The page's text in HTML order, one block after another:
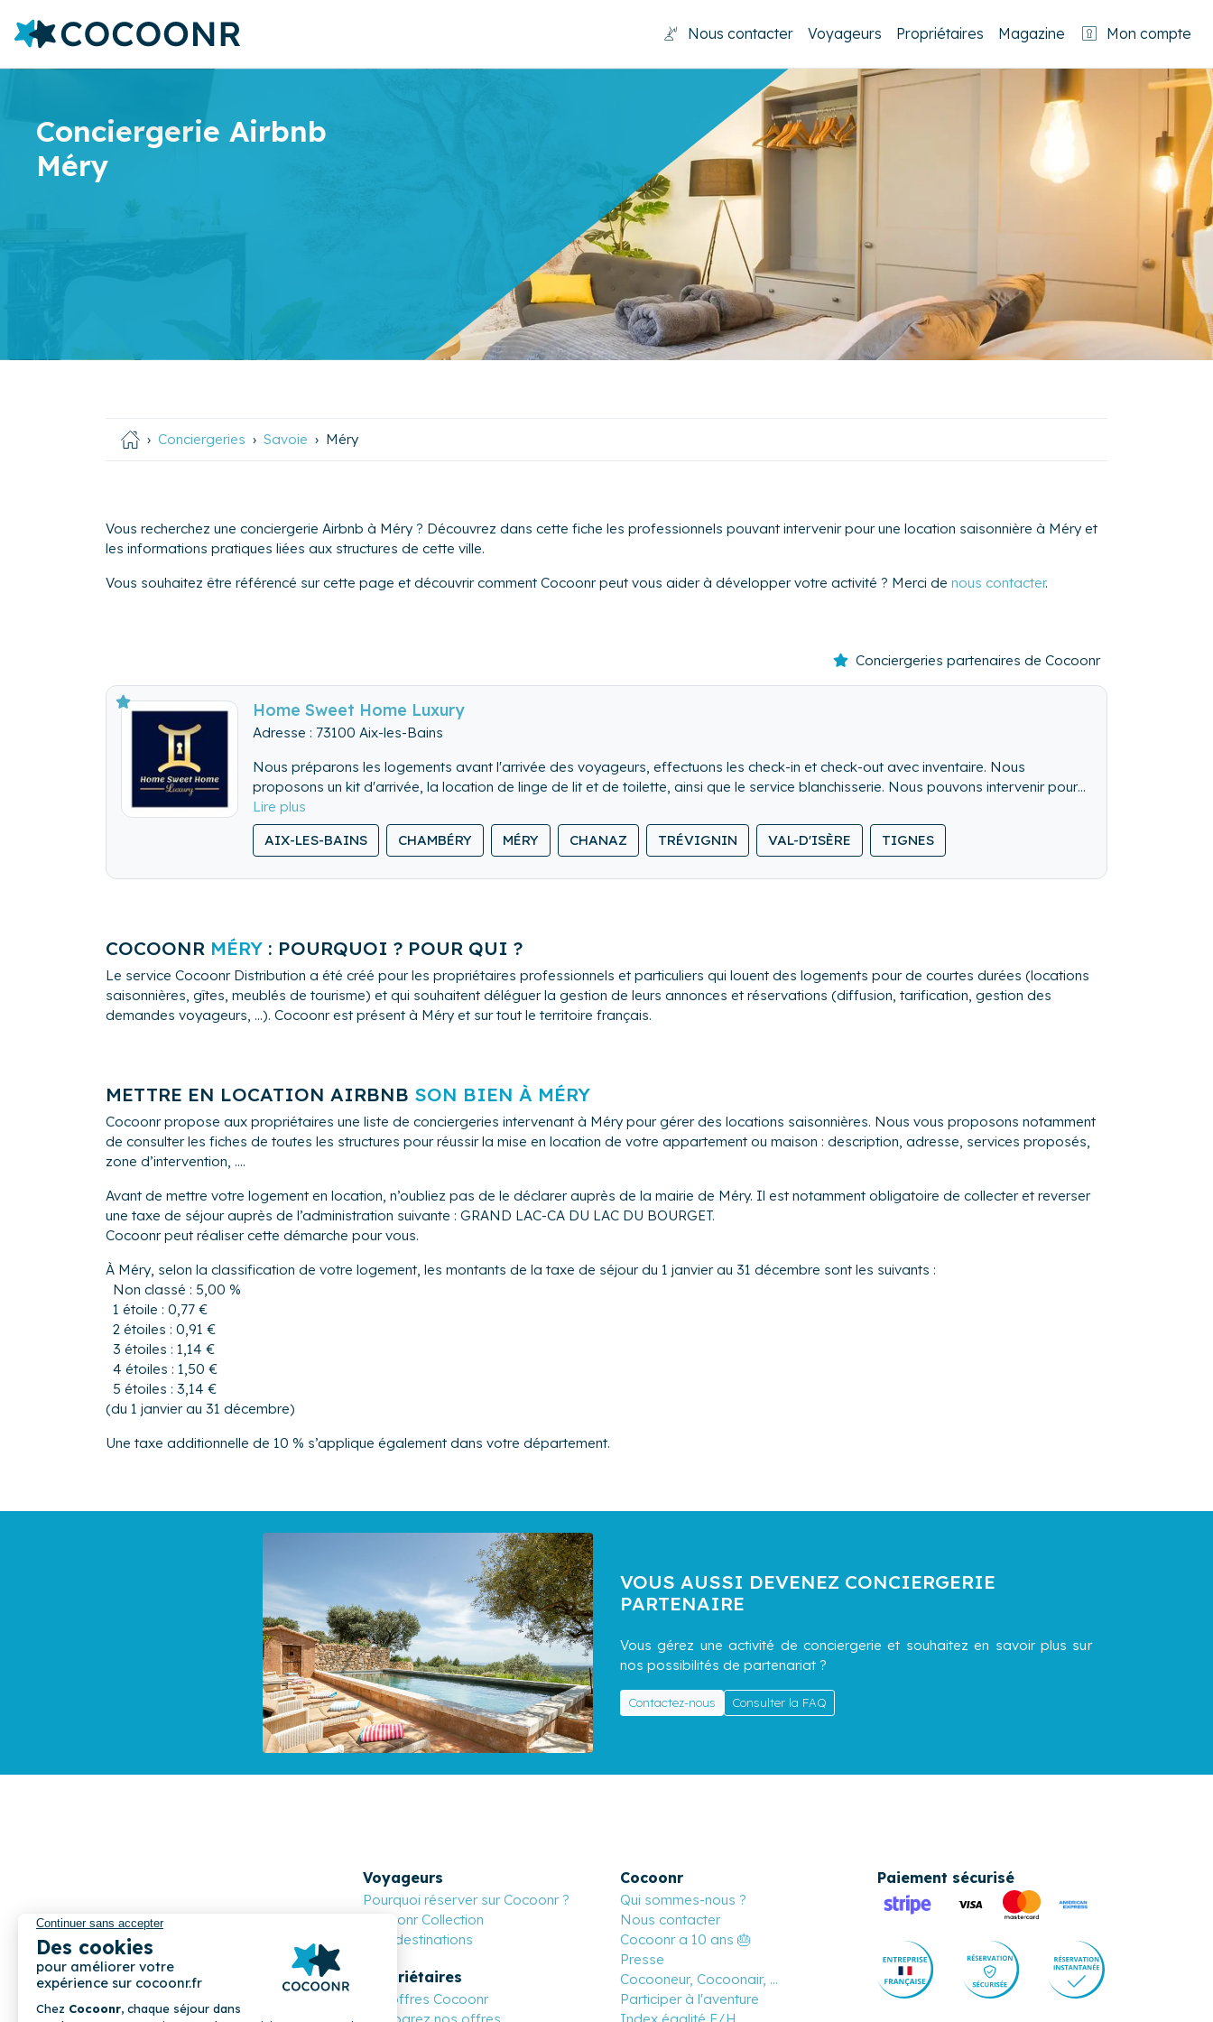
Nous contacter Voyageurs Propriétaires Magazine Mon compte
Conciergerie Airbnb
Méry
Conciergeries Savoie Méry
Vous recherchez une conciergerie Airbnb à Méry ? Découvrez dans cette fiche les professionnels pouvant intervenir pour une location saisonnière à Méry et
les informations pratiques liées aux structures de cette ville.
Vous souhaitez être référencé sur cette page et découvrir comment Cocoonr peut vous aider à développer votre activité ? Merci de nous contacter.
Conciergeries partenaires de Cocoonr
Home Sweet Home Luxury
Adresse : 73100 Aix-les-Bains
Nous préparons les logements avant l'arrivée des voyageurs, effectuons les check-in et check-out avec inventaire. Nous
proposons un kit d'arrivée, la location de linge de lit et de toilette, ainsi que le service blanchisserie. Nous pouvons intervenir pour
les animaux (sorties, repas...), pour l'arrosage des plantes si besoin, ainsi que tout autre service de conciergerie.
AIX-LES-BAINS
CHAMBÉRY MÉRY CHANAZ TRÉVIGNIN VAL-D'ISÈRE TIGNES
COCOONR MÉRY : POURQUOI ? POUR QUI ?
Le service Cocoonr Distribution a été créé pour les propriétaires professionnels et particuliers qui louent des logements pour de courtes durées (locations
saisonnières, gîtes, meublés de tourisme) et qui souhaitent déléguer la gestion de leurs annonces et réservations (diffusion, tarification, gestion des
demandes voyageurs, ...). Cocoonr est présent à Méry et sur tout le territoire français.
METTRE EN LOCATION AIRBNB SON BIEN À MÉRY
Cocoonr propose aux propriétaires une liste de conciergeries intervenant à Méry pour gérer des locations saisonnières. Nous vous proposons notamment
de consulter les fiches de toutes les structures pour réussir la mise en location de votre appartement ou maison : description, adresse, services proposés,
zone d’intervention, ....
Avant de mettre votre logement en location, n’oubliez pas de le déclarer auprès de la mairie de Méry. Il est notamment obligatoire de collecter et reverser
une taxe de séjour auprès de l’administration suivante : GRAND LAC-CA DU LAC DU BOURGET.
Cocoonr peut réaliser cette démarche pour vous.
À Méry, selon la classification de votre logement, les montants de la taxe de séjour du 1 janvier au 31 décembre sont les suivants :
Non classé : 5,00 %
1 étoile : 0,77 €
2 étoiles : 0,91 €
3 étoiles : 1,14 €
4 étoiles : 1,50 €
5 étoiles : 3,14 €
(du 1 janvier au 31 décembre)
Une taxe additionnelle de 10 % s’applique également dans votre département.
VOUS AUSSI DEVENEZ CONCIERGERIE
PARTENAIRE
Vous gérez une activité de conciergerie et souhaitez en savoir plus sur
nos possibilités de partenariat ?
Contactez-nous Consulter la FAQ
Voyageurs
Pourquoi réserver sur Cocoonr ?
Cocoonr Collection
Nos destinations
Propriétaires
Les offres Cocoonr
Cocoonr
Qui sommes-nous ?
Nous contacter
Cocoonr a 10 ans 🎂
Presse
Cocooneur, Cocoonair, ...
Participer à l'aventure
Paiement sécurisé